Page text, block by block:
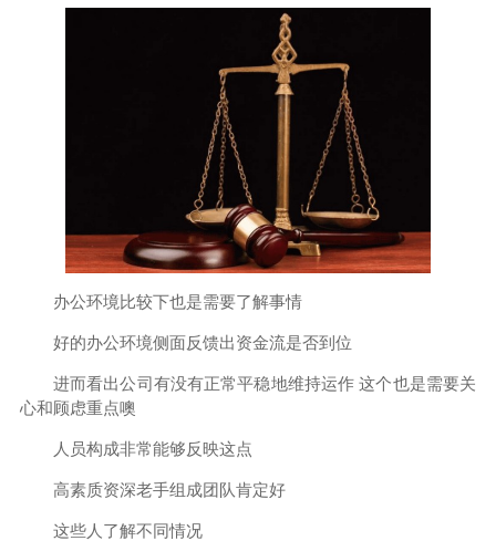
办公环境比较下也是需要了解事情
好的办公环境侧面反馈出资金流是否到位
进而看出公司有没有正常平稳地维持运作 这个也是需要关
心和顾虑重点噢
人员构成非常能够反映这点
高素质资深老手组成团队肯定好
这些人了解不同情况